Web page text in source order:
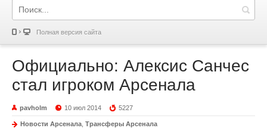
Полная версия сайта
Официально: Алексис Санчес
стал игроком Арсенала
pavholm 10 июл 2014 5227
Новости Арсенала Трансферы Арсенала